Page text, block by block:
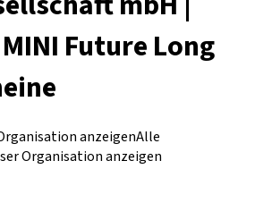
Future Long
anzeigenAlle
Organisation anzeigen